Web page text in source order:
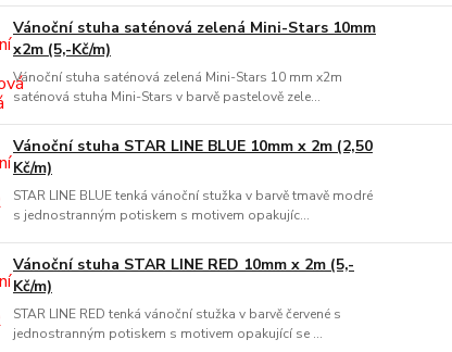
Vánoční stuha saténová zelená Mini-Stars 10mm
x2m (5,-Kč/m)
Vánoční stuha saténová zelená Mini-Stars 10 mm x2m
saténová stuha Mini-Stars v barvě pastelově zele...
Vánoční stuha STAR LINE BLUE 10mm x 2m (2,50
Kč/m)
STAR LINE BLUE tenká vánoční stužka v barvě tmavě modré
s jednostranným potiskem s motivem opakujíc...
Vánoční stuha STAR LINE RED 10mm x 2m (5,-
Kč/m)
STAR LINE RED tenká vánoční stužka v barvě červené s
jednostranným potiskem s motivem opakující se ...